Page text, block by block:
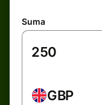
Suma
GBP